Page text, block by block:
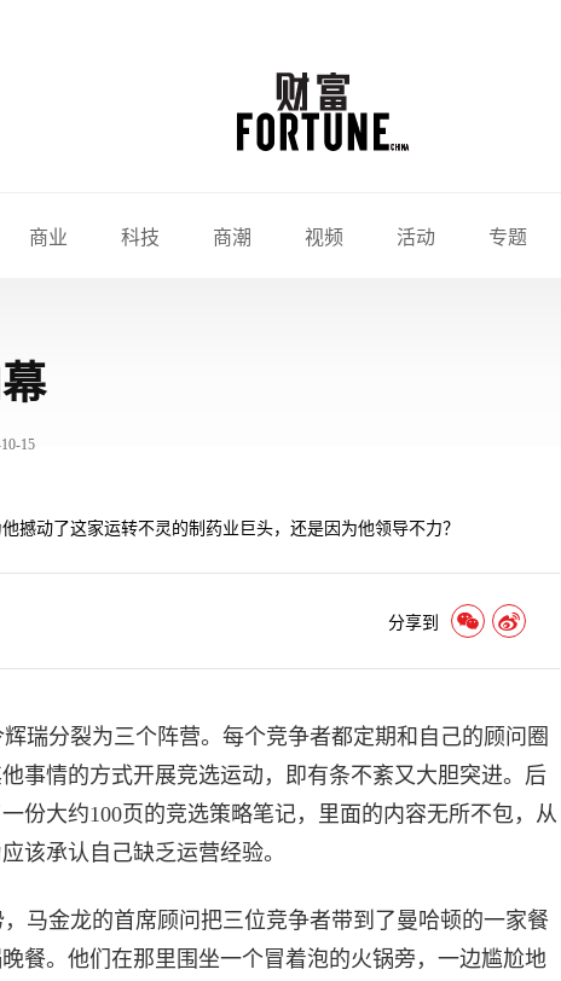
商业 科技 商潮 视频 活动 专题
15
撼动了这家运转不灵的制药业巨头，还是因为他领导不力？
分享到
瑞分裂为三个阵营。每个竞争者都定期和自己的顾问圈
事情的方式开展竞选运动，即有条不紊又大胆突进。后
份大约100页的竞选策略笔记，里面的内容无所不包，从
该承认自己缺乏运营经验。
马金龙的首席顾问把三位竞争者带到了曼哈顿的一家餐
餐。他们在那里围坐一个冒着泡的火锅旁，一边尴尬地